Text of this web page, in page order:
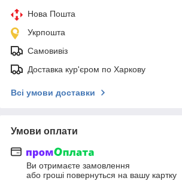
Нова Пошта
Укрпошта
Самовивіз
Доставка кур'єром по Харкову
Всі умови доставки
Умови оплати
Ви отримаєте замовлення
або гроші повернуться на вашу картку